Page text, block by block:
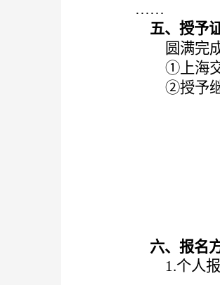
……
五、授予
圆满完
①上海
②授予
六、报名
1.个人